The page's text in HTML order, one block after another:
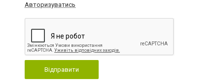
Авторизуватись
Відправити